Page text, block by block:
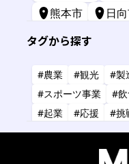
熊本市
日
苅田町
タグから探す
#農業 #観光 #製
#スポーツ事業
#
#起業
#応援 #挑
#共創
#健康 #ア
#タレント